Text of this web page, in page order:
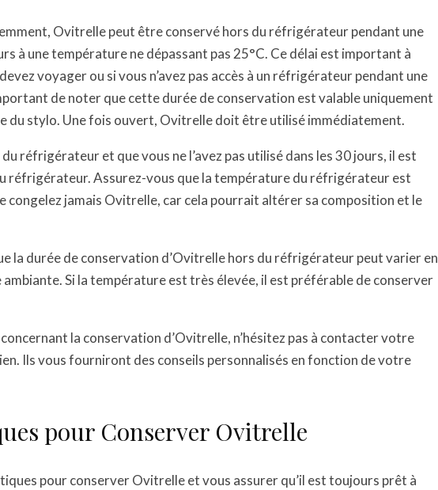
Ovitrelle peut être conservé hors du réfrigérateur pendant une
à une température ne dépassant pas 25°C. Ce délai est important à
voyager ou si vous n’avez pas accès à un réfrigérateur pendant une
de noter que cette durée de conservation est valable uniquement
du stylo. Une fois ouvert, Ovitrelle doit être utilisé immédiatement.
réfrigérateur et que vous ne l’avez pas utilisé dans les 30 jours, il est
réfrigérateur. Assurez-vous que la température du réfrigérateur est
congelez jamais Ovitrelle, car cela pourrait altérer sa composition et le
la durée de conservation d’Ovitrelle hors du réfrigérateur peut varier en
Si la température est très élevée, il est préférable de conserver
la conservation d’Ovitrelle, n’hésitez pas à contacter votre
Ils vous fourniront des conseils personnalisés en fonction de votre
pour Conserver Ovitrelle
pour conserver Ovitrelle et vous assurer qu’il est toujours prêt à